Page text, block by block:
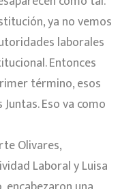
ya no vemos
laborales
Entonces
término, esos
Eso va como
Olivares,
Laboral y Luisa